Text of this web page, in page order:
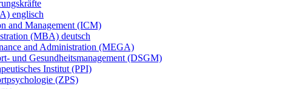
englisch
and Management (ICM)
(MBA) deutsch
and Administration (MEGA)
und Gesundheitsmanagement (DSGM)
Institut (PPI)
(ZPS)